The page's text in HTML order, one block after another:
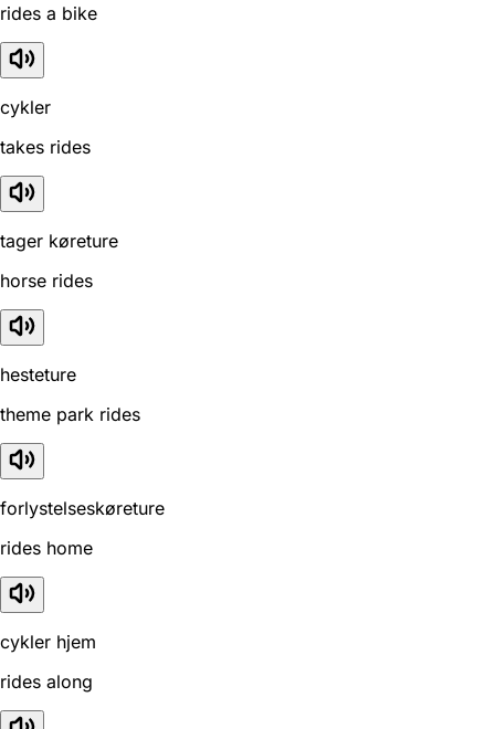
rides a bike
cykler
takes rides
tager køreture
horse rides
hesteture
theme park rides
forlystelseskøreture
rides home
cykler hjem
rides along